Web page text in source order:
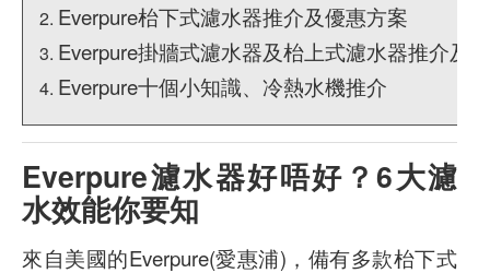
Everpure枱下式濾水器推介及優惠方案
Everpure掛牆式濾水器及枱上式濾水器推介及
Everpure十個小知識、冷熱水機推介
Everpure濾水器好唔好？6大濾
水效能你要知
來自美國的Everpure(愛惠浦)，備有多款枱下式